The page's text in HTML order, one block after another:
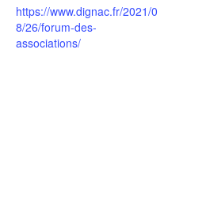
https://www.dignac.fr/2021/0
8/26/forum-des-
associations/